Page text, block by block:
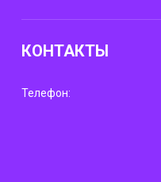
КОНТАКТЫ
Телефон: